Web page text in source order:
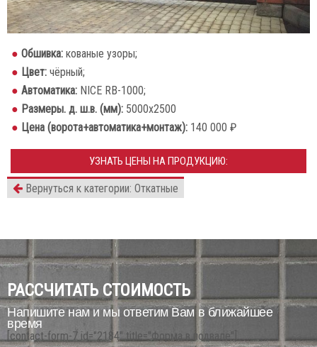
Обшивка: кованые узоры;
Цвет: чёрный;
Автоматика: NICE RB-1000;
Размеры. д. ш.в. (мм): 5000х2500
Цена (ворота+автоматика+монтаж): 140 000 ₽
УЗНАТЬ ЦЕНЫ НА ПРОДУКЦИЮ:
Вернуться к категории: Откатные
РАССЧИТАТЬ СТОИМОСТЬ
Напишите нам и мы ответим Вам в ближайшее
время
[contact-form-7 id="2184" title="Форма в подвале"]